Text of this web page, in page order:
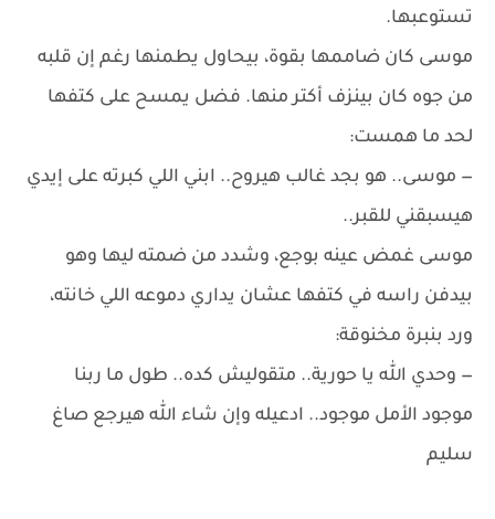
تستوعبها.
موسى كان ضاممها بقوة، بيحاول يطمنها رغم إن قلبه
من جوه كان بينزف أكتر منها. فضل يمسح على كتفها
لحد ما همست:
— موسى.. هو بجد غالب هيروح.. ابني اللي كبرته على إيدي
هيسبقني للقبر..
موسى غمض عينه بوجع، وشدد من ضمته ليها وهو
بيدفن راسه في كتفها عشان يداري دموعه اللي خانته،
ورد بنبرة مخنوقة:
— وحدي الله يا حورية.. متقوليش كده.. طول ما ربنا
موجود الأمل موجود.. ادعيله وإن شاء الله هيرجع صاغ
سليم